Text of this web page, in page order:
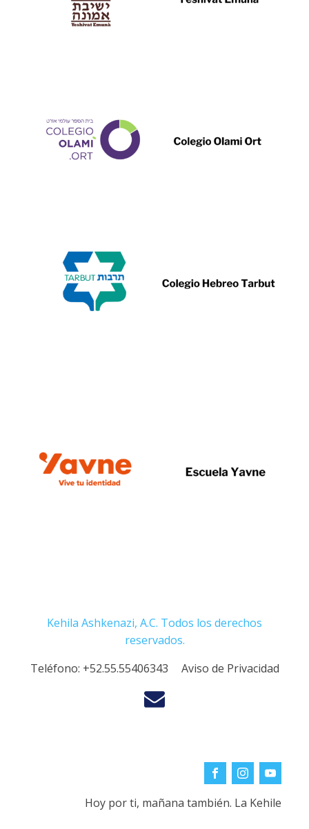
Kehila Ashkenazi, A.C. Todos los derechos
reservados.
Teléfono: +52.55.55406343 Aviso de Privacidad
Hoy por ti, mañana también. La Kehile